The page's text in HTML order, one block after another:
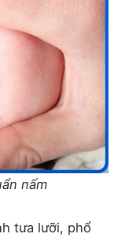
nấm
tưa lưỡi, phổ